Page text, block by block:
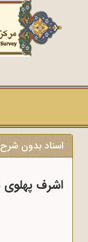
اسناد بدون شرح
اشرف